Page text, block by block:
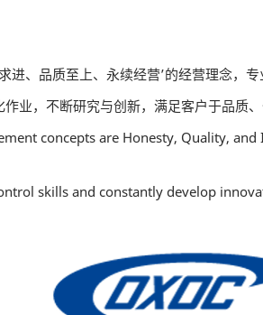
、品质至上、永续经营’的经营理念，专
业，不断研究与创新，满足客户于品质
concepts are Honesty, Quality,
skills and constantly develop